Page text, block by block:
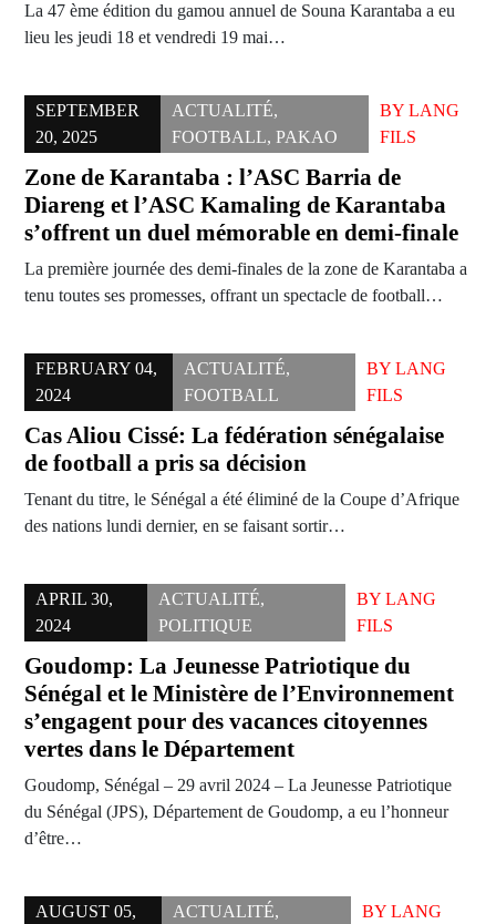
La 47 ème édition du gamou annuel de Souna Karantaba a eu
lieu les jeudi 18 et vendredi 19 mai…
SEPTEMBER
20, 2025
ACTUALITÉ,
FOOTBALL,PAKAO
BY LANG
FILS
Zone de Karantaba : l’ASC Barria de
Diareng et l’ASC Kamaling de Karantaba
s’offrent un duel mémorable en demi-finale
La première journée des demi-finales de la zone de Karantaba a
tenu toutes ses promesses, offrant un spectacle de football…
FEBRUARY 04,
2024
ACTUALITÉ,
FOOTBALL
BY LANG
FILS
Cas Aliou Cissé: La fédération sénégalaise
de football a pris sa décision
Tenant du titre, le Sénégal a été éliminé de la Coupe d’Afrique
des nations lundi dernier, en se faisant sortir…
APRIL 30,
2024
ACTUALITÉ,
POLITIQUE
BYLANG
FILS
Goudomp: La Jeunesse Patriotique du
Sénégal et le Ministère de l’Environnement
s’engagent pour des vacances citoyennes
vertes dans le Département
Goudomp, Sénégal – 29 avril 2024 – La Jeunesse Patriotique
du Sénégal (JPS), Département de Goudomp, a eu l’honneur
d’être…
AUGUST 05,
ACTUALITÉ,
BY LANG